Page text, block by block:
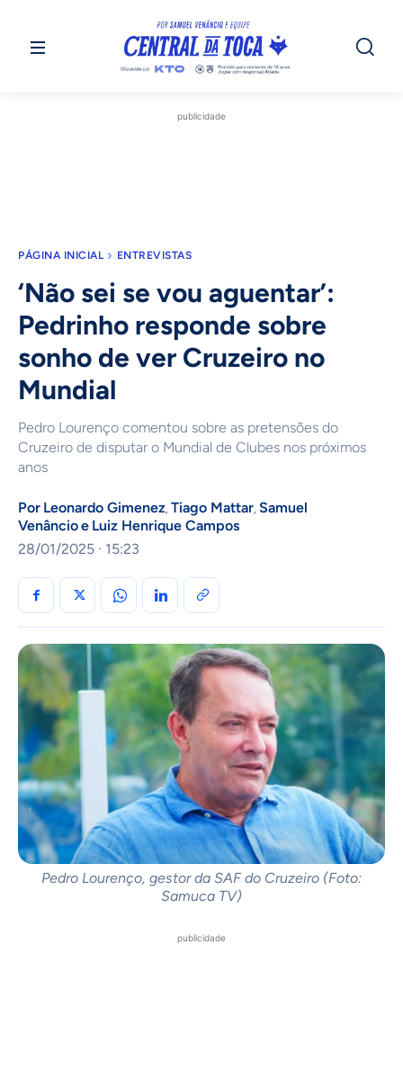
publicidade
PÁGINA INICIAL ENTREVISTAS
‘Não sei se vou aguentar’:
Pedrinho responde sobre
sonho de ver Cruzeiro no
Mundial
Pedro Lourenço comentou sobre as pretensões do
Cruzeiro de disputar o Mundial de Clubes nos próximos
anos
Por Leonardo Gimenez Tiago Mattar Samuel
Venâncioe Luiz Henrique Campos
28/01/2025 · 15:23
Pedro Lourenço, gestor da SAF do Cruzeiro (Foto:
Samuca TV)
publicidade